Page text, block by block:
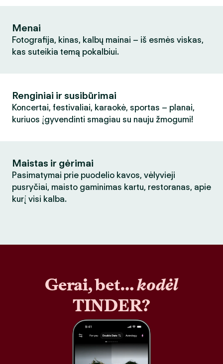
Menai
Fotografija, kinas, kalbų mainai – iš esmės viskas,
kas suteikia temą pokalbiui.
Renginiai ir susibūrimai
Koncertai, festivaliai, karaokė, sportas – planai,
kuriuos įgyvendinti smagiau su nauju žmogumi!
Maistas ir gėrimai
Pasimatymai prie puodelio kavos, vėlyvieji
pusryčiai, maisto gaminimas kartu, restoranas, apie
kurį visi kalba.
Gerai, bet…kodėl
TINDER?